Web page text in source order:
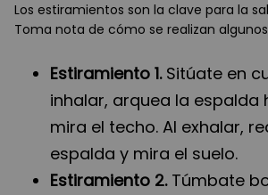
Los estiramientos son la clave para la
Toma nota de cómo se realizan
Estiramiento 1. Sitúate en
inhalar, arquea la espalda
mira el techo. Al exhalar,
espalda y mira el suelo.
Estiramiento 2. Túmbate